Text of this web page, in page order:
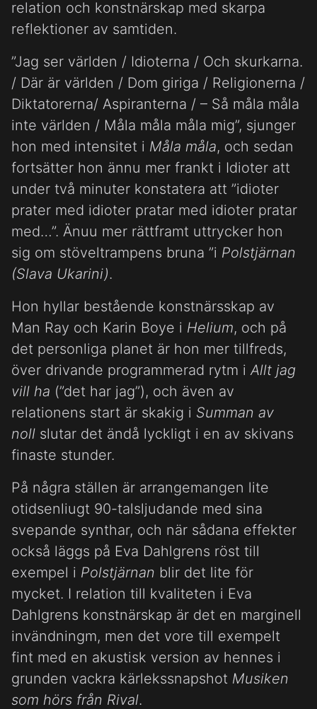
relation och konstnärskap med skarpa
reflektioner av samtiden.
”Jag ser världen / Idioterna / Och skurkarna.
/ Där är världen / Dom giriga / Religionerna /
Diktatorerna/ Aspiranterna / – Så måla måla
inte världen / Måla måla måla mig”, sjunger
hon med intensitet i Måla måla, och sedan
fortsätter hon ännu mer frankt i Idioter att
under två minuter konstatera att ”idioter
prater med idioter pratar med idioter pratar
med…”. Änuu mer rättframt uttrycker hon
sig om stöveltrampens bruna ”i Polstjärnan
(Slava Ukarini).
Hon hyllar bestående konstnärsskap av
Man Ray och Karin Boye i Helium, och på
det personliga planet är hon mer tillfreds,
över drivande programmerad rytm i Allt jag
vill ha (”det har jag”), och även av
relationens start är skakig i Summan av
noll slutar det ändå lyckligt i en av skivans
finaste stunder.
På några ställen är arrangemangen lite
otidsenliugt 90-talsljudande med sina
svepande synthar, och när sådana effekter
också läggs på Eva Dahlgrens röst till
exempel i Polstjärnan blir det lite för
mycket. I relation till kvaliteten i Eva
Dahlgrens konstnärskap är det en marginell
invändningm, men det vore till exempelt
fint med en akustisk version av hennes i
grunden vackra kärlekssnapshot Musiken
som hörs från Rival.